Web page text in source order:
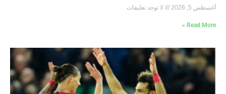
أغسطس 5, 2026 لا توجد تعليقات
Read More »